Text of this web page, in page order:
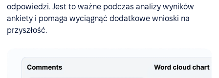
odpowiedzi. Jest to ważne podczas analizy wyników
ankiety i pomaga wyciągnąć dodatkowe wnioski na
przyszłość.